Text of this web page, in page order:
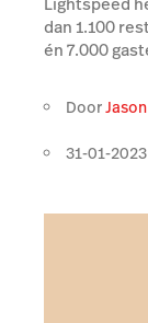
dan 1.100
én 7.000
Door
31-01-2023